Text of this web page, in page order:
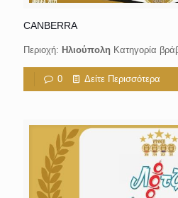
CANBERRA
Περιοχή: Ηλιούπολη Κατηγορία
0 Δείτε Περισσότερα